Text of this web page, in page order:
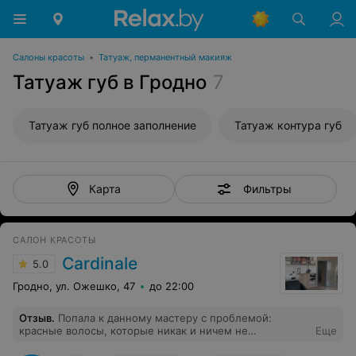
Салоны красоты • Татуаж, перманентный макияж
Татуаж губ в Гродно 7
Татуаж губ полное заполнение Татуаж контура губ
Карта Фильтры
САЛОН КРАСОТЫ
5.0 Cardinale
Гродно, ул. Ожешко, 47 до 22:00
Отзыв. Попала к данному мастеру с проблемой:
красные волосы, которые никак и ничем не
Еще